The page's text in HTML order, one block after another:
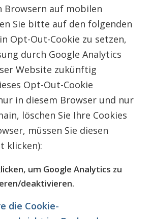
Browsern auf mobilen
Sie bitte auf den folgenden
Opt-Out-Cookie zu setzen,
durch Google Analytics
Website zukünftig
Opt-Out-Cookie
in diesem Browser und nur
löschen Sie Ihre Cookies
müssen Sie diesen
klicken):
um Google Analytics zu
deaktivieren.
die Cookie-